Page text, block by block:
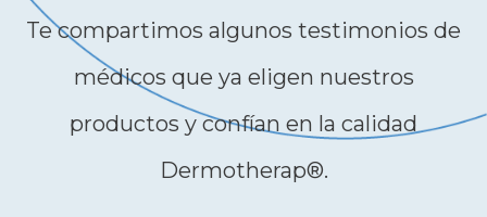
Te compartimos algunos testimonios de
médicos que ya eligen nuestros
productos y confían en la calidad
Dermotherap®.